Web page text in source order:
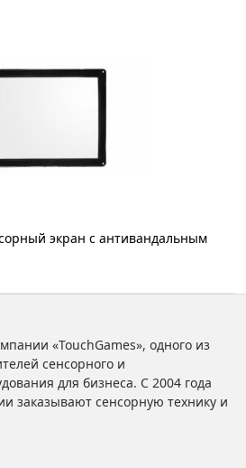
экран с антивандальным
«TouchGames», одного из
сенсорного и
для бизнеса. С 2004 года
заказывают сенсорную технику и